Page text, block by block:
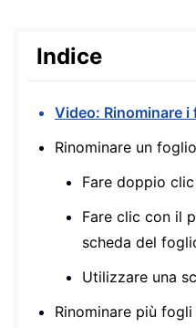
Indice
Video: Rinominare i
Rinominare un
Fare doppio
Fare clic con il
scheda del
Utilizzare una
Rinominare più